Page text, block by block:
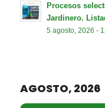
Procesos
Jardinero.
5 agosto, 2026 -
AGOSTO, 2026